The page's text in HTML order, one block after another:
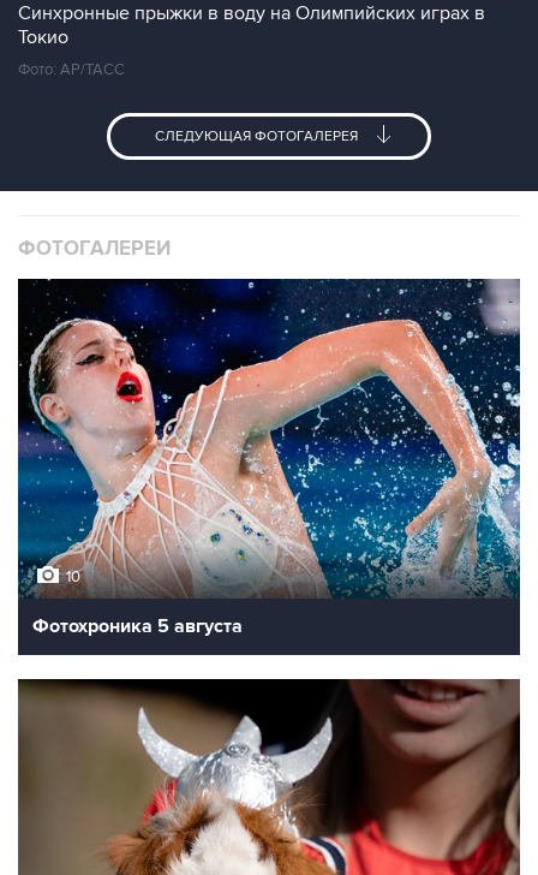
Синхронные прыжки в воду на Олимпийских играх в
Токио
Фото: AP/ТАСС
СЛЕДУЮЩАЯ ФОТОГАЛЕРЕЯ
ФОТОГАЛЕРЕИ
10
Фотохроника 5 августа